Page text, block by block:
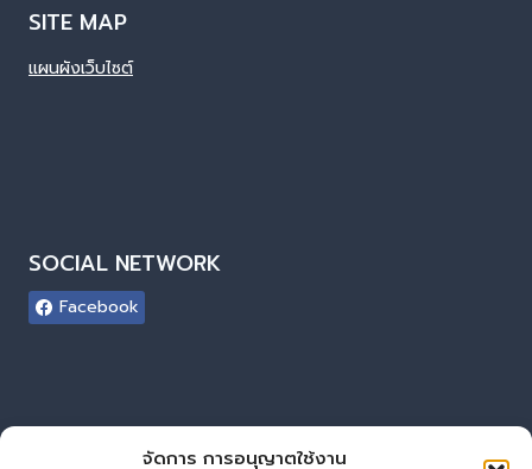
จัดการ การอนุญาตใช้งาน
SITE MAP
แผนผังเว็บไซต์
SOCIAL NETWORK
Facebook
ผู้เยี่ยมชมเว็บไซต์